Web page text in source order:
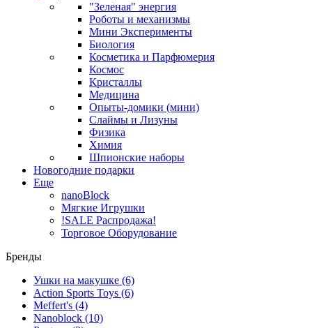
"Зеленая" энергия
Роботы и механизмы
Мини Эксперименты
Биология
Косметика и Парфюмерия
Космос
Кристаллы
Медицина
Опыты-домики (мини)
Слаймы и Лизуны
Физика
Химия
Шпионские наборы
Новогодние подарки
Еще
nanoBlock
Мягкие Игрушки
!SALE Распродажа!
Торговое Оборудование
Бренды
Ушки на макушке (6)
Action Sports Toys (6)
Meffert's (4)
Nanoblock (10)